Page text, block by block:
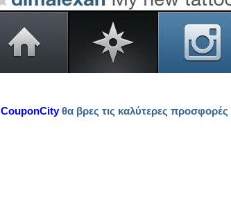
CouponCityθα βρες τις καλύτερες προσφορές